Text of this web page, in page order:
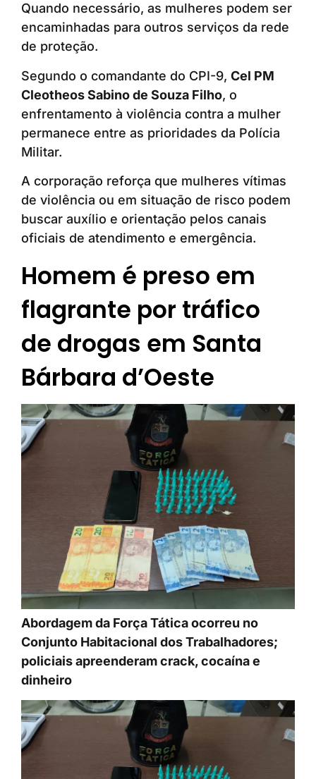
Quando necessário, as mulheres podem ser
encaminhadas para outros serviços da rede
de proteção.
Segundo o comandante do CPI-9, Cel PM
Cleotheos Sabino de Souza Filho, o
enfrentamento à violência contra a mulher
permanece entre as prioridades da Polícia
Militar.
A corporação reforça que mulheres vítimas
de violência ou em situação de risco podem
buscar auxílio e orientação pelos canais
oficiais de atendimento e emergência.
Homem é preso em
flagrante por tráfico
de drogas em Santa
Bárbara d’Oeste
Abordagem da Força Tática ocorreu no
Conjunto Habitacional dos Trabalhadores;
policiais apreenderam crack, cocaína e
dinheiro